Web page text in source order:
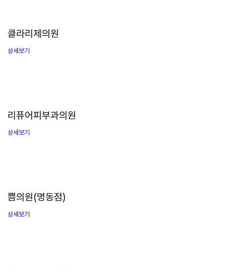
클라리제의원
상세보기
리퓨어피부과의원
상세보기
쁨의원(명동점)
상세보기